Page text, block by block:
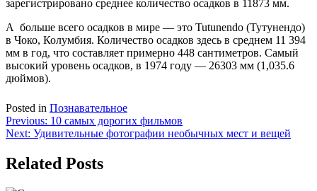
зарегистрировано среднее количество осадков в 11873 мм.
А больше всего осадков в мире — это Tutunendo (Тутунендо)
в Чоко, Колумбия. Количество осадков здесь в среднем 11 394
мм в год, что составляет примерно 448 сантиметров. Самый
высокий уровень осадков, в 1974 году — 26303 мм (1,035.6
дюймов).
Posted in Познавательное
Навигация
по
записям
Previous: 10 самых дорогих фильмов
Next: Удивительные фотографии необычных мест и вещей
Related Posts